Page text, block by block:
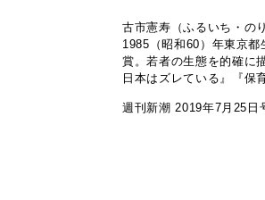
古市憲寿（ふるいち・の
1985（昭和60）年東京
賞。若者の生態を的確に
日本はズレている』『保
週刊新潮 2019年7月25日